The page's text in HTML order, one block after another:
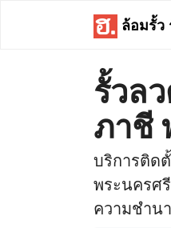
ล้อมรั้ว
รั้วล
ภาชี
บริการติด
พระนครศ
ความชำน